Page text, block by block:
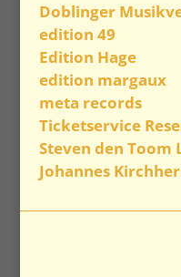
Doblinger
edition 49
Edition Hage
edition margaux
meta records
Ticketservice
Steven den Toom
Johannes